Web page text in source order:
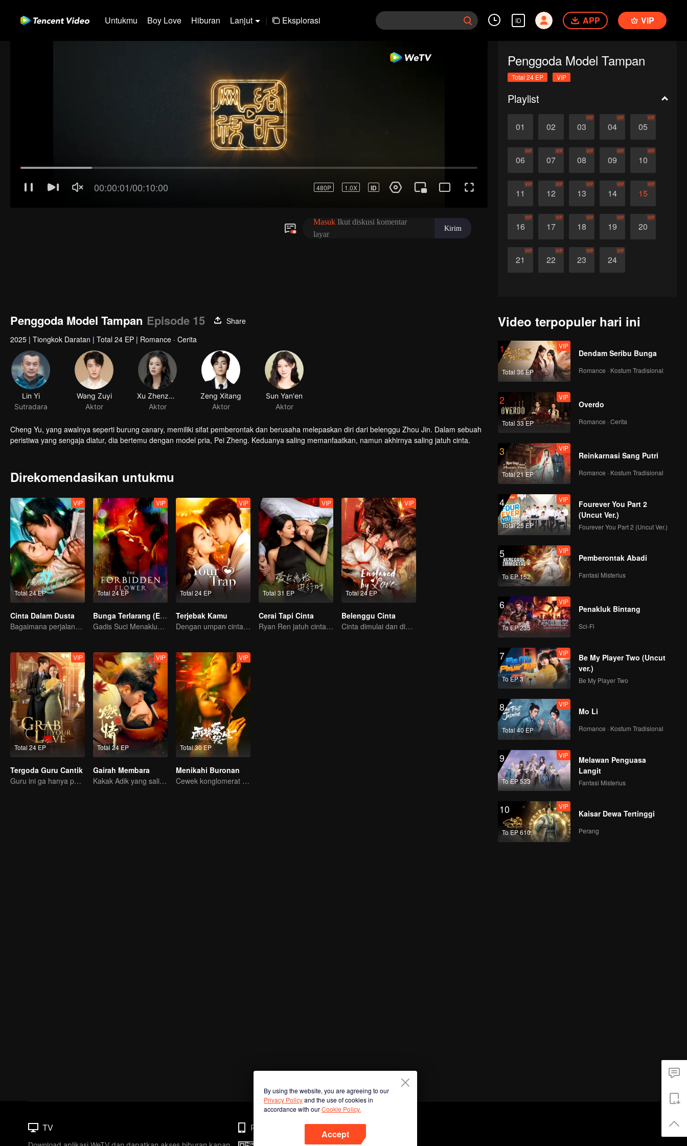
Untukmu Boy Love Hiburan Lanjut | Eksplorasi ID APP VIP
Penggoda Model Tampan
Total 24 EP VIP
Playlist
01 02 03
VIP
04
VIP
05
VIP
06
VIP
07
VIP
08
VIP
09
VIP
10
VIP
11
VIP
12
VIP
13
VIP
14
VIP
15
VIP
16
VIP
17
VIP
18
VIP
19
VIP
20
VIP
21
VIP
22
VIP
23
VIP
24
VIP
Penggoda Model Tampan Episode 15
Share
2025 | Tiongkok Daratan | Total 24 EP | Romance · Cerita
Lin Yi
Sutradara
Wang Zuyi
Aktor
Xu Zhenzhen
Aktor
Zeng Xitang
Aktor
Sun Yan'en
Aktor
Cheng Yu, yang awalnya seperti burung canary, memiliki sifat pemberontak dan berusaha melepaskan diri dari belenggu Zhou Jin. Dalam sebuah
peristiwa yang sengaja diatur, dia bertemu dengan model pria, Pei Zheng. Keduanya saling memanfaatkan, namun akhirnya saling jatuh cinta.
Direkomendasikan untukmu
Total 24 EP
VIP
Cinta Dalam Dusta
Bagaimana perjalana pelukis misterius balas dendam?
Total 24 EP
VIP
Bunga Terlarang (English Ver.)
Gadis Suci Menaklukkan Pria Tampan
Total 24 EP
VIP
Terjebak Kamu
Dengan umpan cinta, memancingmu jatuh ke jebakan
Total 31 EP
VIP
Cerai Tapi Cinta
Ryan Ren jatuh cinta setelah gugat cerai Istrinya?!
Total 24 EP
VIP
Belenggu Cinta
Cinta dimulai dan diakhiri di istana
Total 24 EP
VIP
Tergoda Guru Cantik
Guru ini ga hanya pandai mengajar, tapi pandai menggoda juga loh~
Total 24 EP
VIP
Gairah Membara
Kakak Adik yang saling jatuh cinta? Bisakah mereka bersatu?
Total 30 EP
VIP
Menikahi Buronan
Cewek konglomerat yang diburu cowok ganteng sampai ke pelaminan!
Video terpopuler hari ini
1
Total 36 EP
VIP
Dendam Seribu Bunga
Romance · Kostum Tradisional
2
Total 33 EP
VIP
Overdo
Romance · Cerita
3
Total 21 EP
VIP
Reinkarnasi Sang Putri
Romance · Kostum Tradisional
4
Total 25 EP
VIP
Fourever You Part 2
(Uncut Ver.)
Fourever You Part 2 (Uncut Ver.)
5
To EP 152
VIP
Pemberontak Abadi
Fantasi Misterius
6
To EP 235
VIP
Penakluk Bintang
Sci-Fi
7
To EP 3
VIP
Be My Player Two (Uncut
ver.)
Be My Player Two
8
Total 40 EP
VIP
Mo Li
Romance · Kostum Tradisional
9
To EP 533
VIP
Melawan Penguasa
Langit
Fantasi Misterius
10
To EP 610
VIP
Kaisar Dewa Tertinggi
Perang
By using the website, you are agreeing to our
Privacy Policyand the use of cookies in
accordance with ourCookie Policy.
Accept
TV Phone